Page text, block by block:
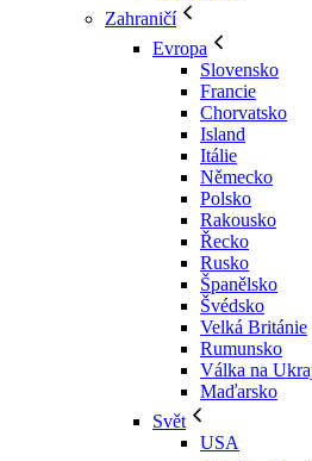
Zahraničí
Evropa
Slovensko
Francie
Chorvatsko
Island
Itálie
Německo
Polsko
Rakousko
Řecko
Rusko
Španělsko
Švédsko
Velká Británie
Rumunsko
Válka na
Maďarsko
Svět
USA